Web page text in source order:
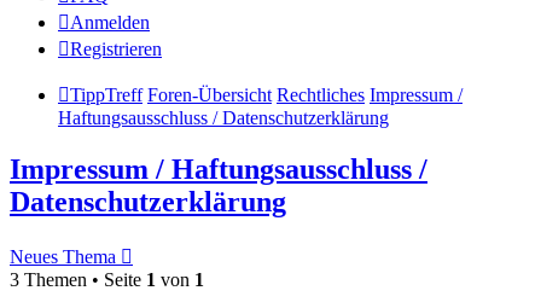
Anmelden
Registrieren
TippTreff Foren-Übersicht Rechtliches Impressum /
Haftungsausschluss / Datenschutzerklärung
Impressum / Haftungsausschluss /
Datenschutzerklärung
Neues Thema
3 Themen • Seite 1 von 1